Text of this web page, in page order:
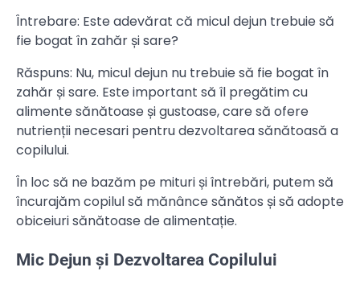
Întrebare: Este adevărat că micul dejun trebuie să
fie bogat în zahăr și sare?
Răspuns: Nu, micul dejun nu trebuie să fie bogat în
zahăr și sare. Este important să îl pregătim cu
alimente sănătoase și gustoase, care să ofere
nutrienții necesari pentru dezvoltarea sănătoasă a
copilului.
În loc să ne bazăm pe mituri și întrebări, putem să
încurajăm copilul să mănânce sănătos și să adopte
obiceiuri sănătoase de alimentație.
Mic Dejun și Dezvoltarea Copilului